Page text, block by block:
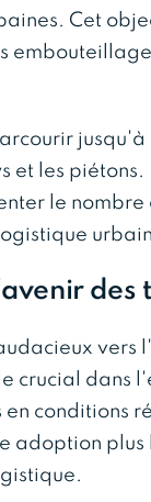
Cet
et les
le
des
vers
crucial
conditions
adoption